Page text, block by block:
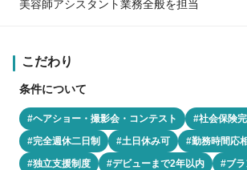
美容師アシスタント業務全般を担当
こだわり
条件について
#ヘアショー・撮影会・コンテスト
#社会保険
#完全週休二日制
#土日休み可
#勤務時間応
#独立支援制度
#デビューまで2年以内 #ブ